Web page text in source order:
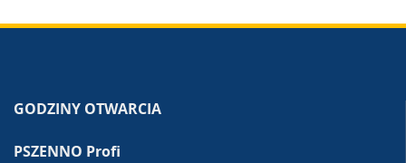
GODZINY OTWARCIA
PSZENNO Profi